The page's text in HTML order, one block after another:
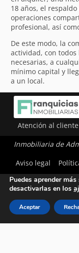
18 años, el
operaciones
profesional, así
De este modo, la
actividad, con
necesarias, a
mínimo capital y
a un local.
Atención al cliente
Inmobiliaria de
Aviso legal
Utilizamos cookies
Puedes aprender
desactivarlas en los
Aceptar